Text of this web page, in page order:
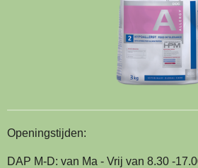
Openingstijden:
DAP M-D: van Ma - Vrij van 8.30 -